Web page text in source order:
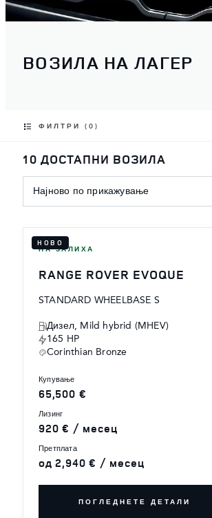
ВОЗИЛА НА ЛАГЕР
ФИЛТРИ (0)
10 ДОСТАПНИ ВОЗИЛА
Најново по прикажување
НОВО
НА ЗАЛИХА
RANGE ROVER EVOQUE
STANDARD WHEELBASE S
Дизел, Mild hybrid (MHEV)
165 HP
Corinthian Bronze
купување
65,500 €
лизинг
920 € / месец
претплата
од 2,940 € / месец
ПОГЛЕДНЕТЕ ДЕТАЛИ